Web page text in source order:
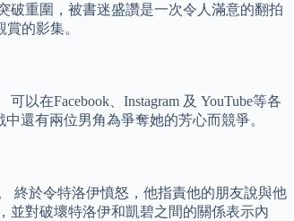
破重圍，被書迷盛讚是一次令人滿意的翻拍
的影集。
在Facebook、Instagram 及 YouTube等各
還有兩位男角為爭奪她的芳心而競爭。
終於令特洛伊憤怒，他指責他的朋友說與他
並對破壞特洛伊和凱碧之間的關係表示內